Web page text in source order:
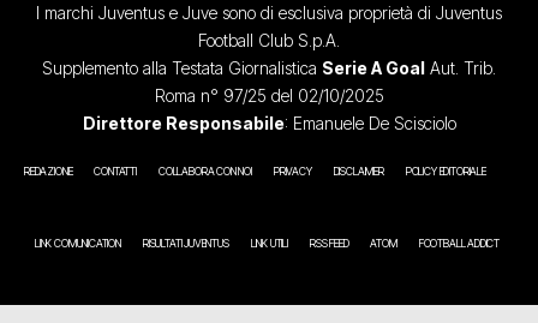
I marchi Juventus e Juve sono di esclusiva proprietà di Juventus
Football Club S.p.A.
Supplemento alla Testata Giornalistica Serie A Goal Aut. Trib.
Roma n° 97/25 del 02/10/2025
Direttore Responsabile: Emanuele De Scisciolo
REDAZIONE CONTATTI COLLABORA CON NOI PRIVACY DISCLAIMER POLICY EDITORIALE
LINK COMUNICATION RISULTATI JUVENTUS LINK UTILI RSS FEED ATOM FOOTBALL ADDICT